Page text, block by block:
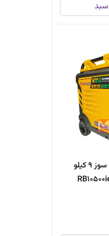
سبد
موتور برق سایلنت دوگانه سوز ۹ کیلو